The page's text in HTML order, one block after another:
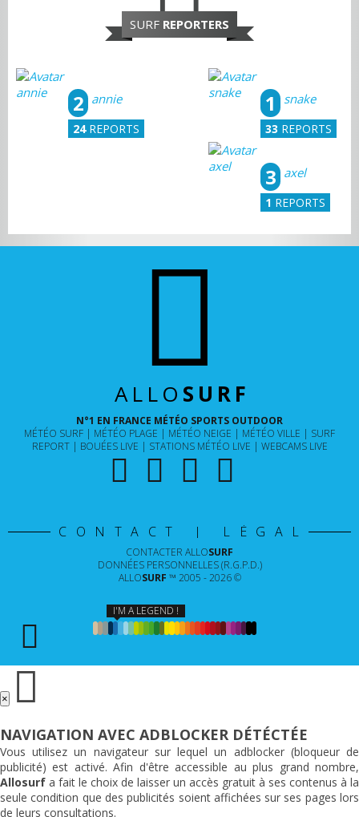
SURF REPORTERS
snake
1
33 REPORTS
annie
2
24REPORTS
axel
3
1 REPORTS
ALLO SURF
N°1 EN FRANCE MÉTÉO SPORTS OUTDOOR
MÉTÉO SURF
MÉTÉO PLAGE MÉTÉO NEIGE MÉTÉO VILLE
SURF
REPORT
BOUÉES LIVE STATIONS MÉTÉO LIVE WEBCAMS LIVE
CONTACT | LÉGAL
CONTACTER ALLOSURF
DONNÉES PERSONNELLES (R.G.P.D.)
ALLOSURF ™ 2005 - 2026 ©
I'M A LEGEND !
×
NAVIGATION AVEC ADBLOCKER DÉTÉCTÉE
Vous utilisez un navigateur sur lequel un adblocker (bloqueur de
publicité) est activé. Afin d'être accessible au plus grand nombre,
Allosurf a fait le choix de laisser un accès gratuit à ses contenus à la
seule condition que des publicités soient affichées sur ses pages lors
de leurs consultations.